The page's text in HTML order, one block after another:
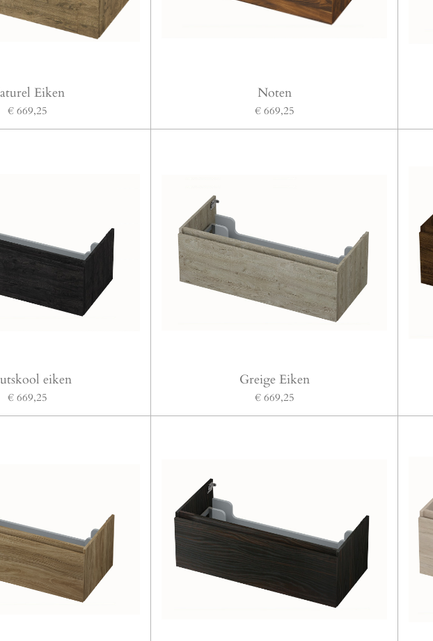
Eiken
€ 669,25
Noten
€ 669,25
eiken
€ 669,25
Greige Eiken
€ 669,25